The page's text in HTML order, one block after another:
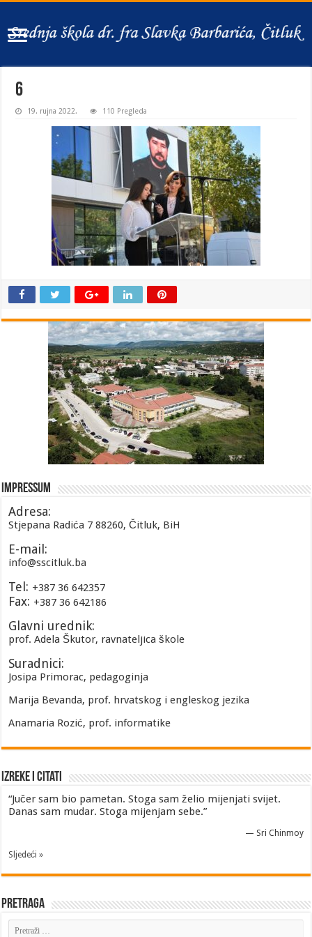
6
19. rujna 2022. 110 Pregleda
Impressum
Adresa:
Stjepana Radića 7 88260, Čitluk, BiH
E-mail:
info@sscitluk.ba
Tel: +387 36 642357
Fax: +387 36 642186
Glavni urednik:
prof. Adela Škutor, ravnateljica škole
Suradnici:
Josipa Primorac, pedagoginja
Marija Bevanda, prof. hrvatskog i engleskog jezika
Anamaria Rozić, prof. informatike
Izreke i Citati
“Jučer sam bio pametan. Stoga sam želio mijenjati svijet.
Danas sam mudar. Stoga mijenjam sebe.”
— Sri Chinmoy
Sljedeći »
Pretraga